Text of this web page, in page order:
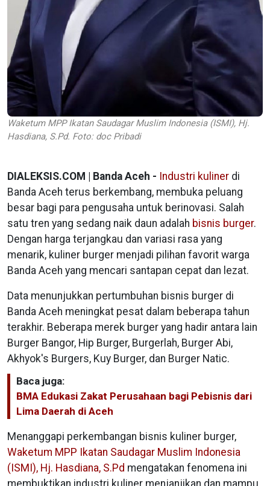
Waketum MPP Ikatan Saudagar Muslim Indonesia (ISMI), Hj.
Hasdiana, S.Pd. Foto: doc Pribadi
DIALEKSIS.COM | Banda Aceh - Industri kuliner di
Banda Aceh terus berkembang, membuka peluang
besar bagi para pengusaha untuk berinovasi. Salah
satu tren yang sedang naik daun adalah bisnis burger.
Dengan harga terjangkau dan variasi rasa yang
menarik, kuliner burger menjadi pilihan favorit warga
Banda Aceh yang mencari santapan cepat dan lezat.
Data menunjukkan pertumbuhan bisnis burger di
Banda Aceh meningkat pesat dalam beberapa tahun
terakhir. Beberapa merek burger yang hadir antara lain
Burger Bangor, Hip Burger, Burgerlah, Burger Abi,
Akhyok's Burgers, Kuy Burger, dan Burger Natic.
Baca juga:
BMA Edukasi Zakat Perusahaan bagi Pebisnis dari
Lima Daerah di Aceh
Menanggapi perkembangan bisnis kuliner burger,
Waketum MPP Ikatan Saudagar Muslim Indonesia
(ISMI), Hj. Hasdiana, S.Pd mengatakan fenomena ini
membuktikan industri kuliner menjanjikan dan mampu